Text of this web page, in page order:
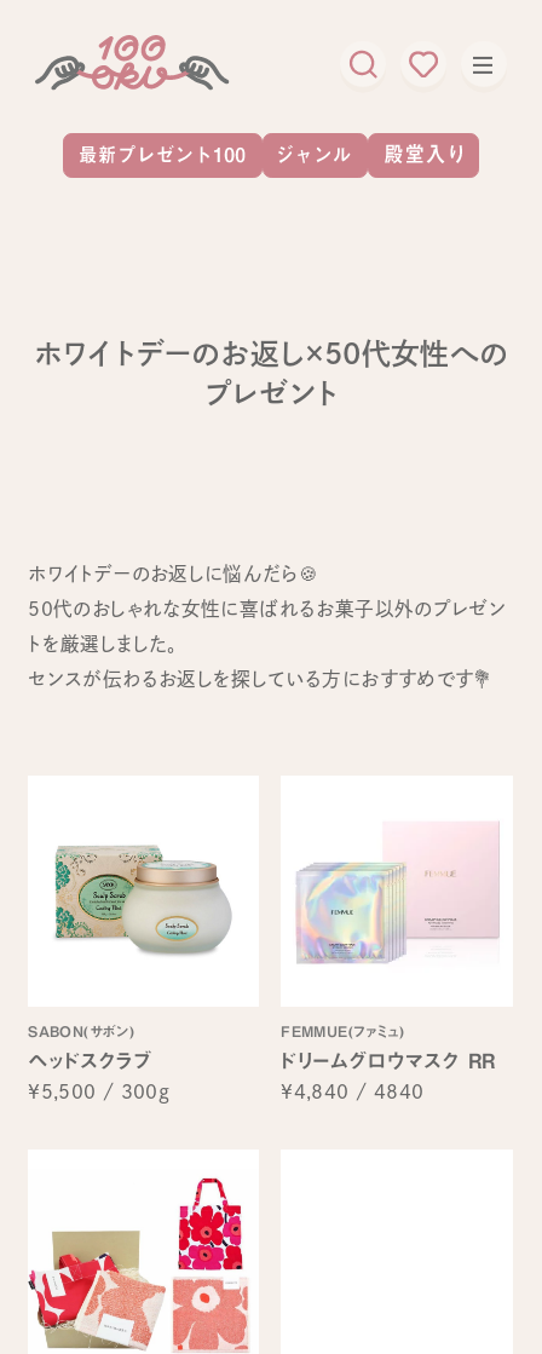
ホワイトデーのお返し×50代女性への
プレゼント
ホワイトデーのお返しに悩んだら🍪
50代のおしゃれな女性に喜ばれるお菓子以外のプレゼン
トを厳選しました。
センスが伝わるお返しを探している方におすすめです💐
SABON(サボン)
ヘッドスクラブ
¥5,500 / 300g
FEMMUE(ファミュ)
ドリームグロウマスク RR
¥4,840 / 4840